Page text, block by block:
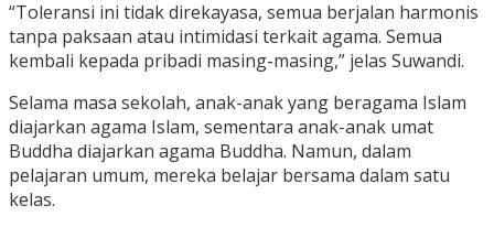
“Toleransi ini tidak direkayasa, semua berjalan harmonis
tanpa paksaan atau intimidasi terkait agama. Semua
kembali kepada pribadi masing-masing,” jelas Suwandi.
Selama masa sekolah, anak-anak yang beragama Islam
diajarkan agama Islam, sementara anak-anak umat
Buddha diajarkan agama Buddha. Namun, dalam
pelajaran umum, mereka belajar bersama dalam satu
kelas.